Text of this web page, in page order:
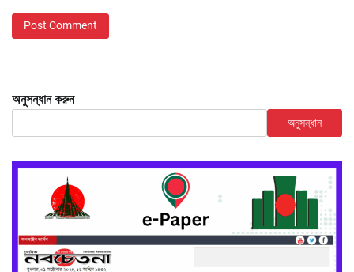
অনুসন্ধান করুন
অনুসন্ধান